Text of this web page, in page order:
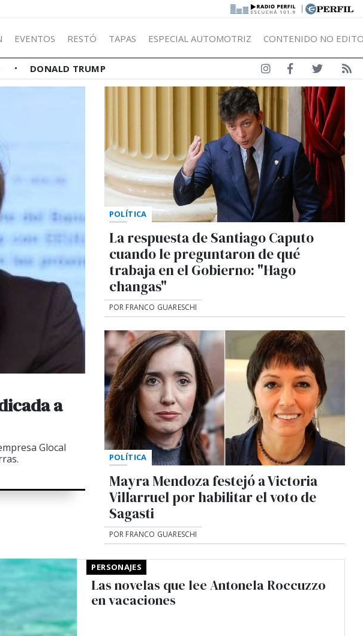
|
EVENTOS RESTÓ TAPAS ESPECIAL AUTOMOTRIZ CONTENIDO NO
DONALD TRUMP
a
Glocal
POLÍTICA
La respuesta de Santiago Caputo
cuando le preguntaron de qué
trabaja en el Gobierno: "Hago
changas"
POR FRANCO GUARESCHI
POLÍTICA
Mayra Mendoza festejó a Victoria
Villarruel por habilitar el voto de
Sagasti
POR FRANCO GUARESCHI
PERSONAJES
Las novelas que lee Antonela Roccuzzo
en vacaciones